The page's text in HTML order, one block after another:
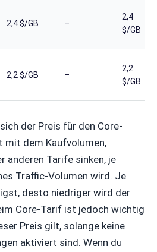
2,4 $/GB –
2,4
$/GB
2,2 $/GB –
2,2
$/GB
der Preis für den Core-
mit dem Kaufvolumen,
anderen Tarife sinken, je
Traffic-Volumen wird. Je
desto niedriger wird der
Core-Tarif ist jedoch wichtig
Preis gilt, solange keine
aktiviert sind. Wenn du